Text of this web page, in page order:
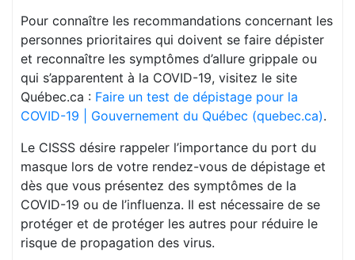
Pour connaître les recommandations concernant les
personnes prioritaires qui doivent se faire dépister
et reconnaître les symptômes d’allure grippale ou
qui s’apparentent à la COVID-19, visitez le site
Québec.ca : Faire un test de dépistage pour la
COVID-19 | Gouvernement du Québec (quebec.ca).
Le CISSS désire rappeler l’importance du port du
masque lors de votre rendez-vous de dépistage et
dès que vous présentez des symptômes de la
COVID-19 ou de l’influenza. Il est nécessaire de se
protéger et de protéger les autres pour réduire le
risque de propagation des virus.